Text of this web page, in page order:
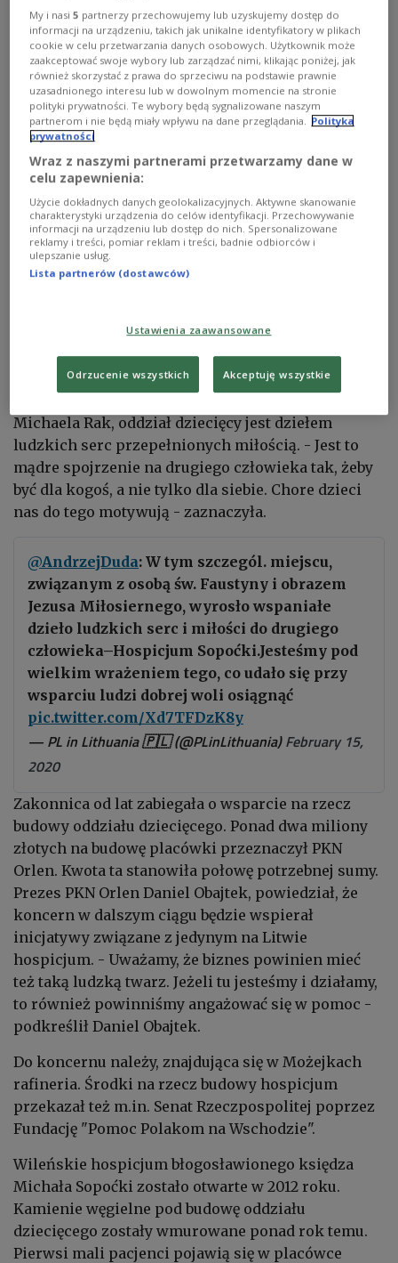
Uroczystość otwarcia hospicjum Foto: Twitter/PL in
Lithuania/@PLinLithuania
Uroczyste otwarcie oddziału dziecięcego
hospicjum poprzedziła msza święta, odprawiona w
kościele świętej Teresy koło Ostrej Bramy. W
inauguracji placówki wzięła udział m.in. pierwsza
list od pary prezydenckiej - Andrzeja Dudy oraz
Michaela Rak, oddział dziecięcy jest dziełem
ludzkich serc przepełnionych miłością. - Jest to
mądre spojrzenie na drugiego człowieka tak, żeby
być dla kogoś, a nie tylko dla siebie. Chore dzieci
nas do tego motywują - zaznaczyła.
@AndrzejDuda: W tym szczegól. miejscu,
związanym z osobą św. Faustyny i obrazem
Jezusa Miłosiernego, wyrosło wspaniałe
dzieło ludzkich serc i miłości do drugiego
człowieka–Hospicjum Sopoćki.Jesteśmy pod
wielkim wrażeniem tego, co udało się przy
wsparciu ludzi dobrej woli osiągnąć
pic.twitter.com/Xd7TFDzK8y
— PL in Lithuania 🇵🇱 (@PLinLithuania)February 15,
2020
Zakonnica od lat zabiegała o wsparcie na rzecz
budowy oddziału dziecięcego. Ponad dwa miliony
złotych na budowę placówki przeznaczył PKN
Orlen. Kwota ta stanowiła połowę potrzebnej sumy.
Prezes PKN Orlen Daniel Obajtek, powiedział, że
koncern w dalszym ciągu będzie wspierał
inicjatywy związane z jedynym na Litwie
hospicjum. - Uważamy, że biznes powinien mieć
też taką ludzką twarz. Jeżeli tu jesteśmy i działamy,
to również powinniśmy angażować się w pomoc -
podkreślił Daniel Obajtek.
Do koncernu należy, znajdująca się w Możejkach
rafineria. Środki na rzecz budowy hospicjum
przekazał też m.in. Senat Rzeczpospolitej poprzez
Fundację "Pomoc Polakom na Wschodzie".
Wileńskie hospicjum błogosławionego księdza
Michała Sopoćki zostało otwarte w 2012 roku.
Kamienie węgielne pod budowę oddziału
dziecięcego zostały wmurowane ponad rok temu.
Pierwsi mali pacjenci pojawią się w placówce
My i nasi5 partnerzy przechowujemy lub uzyskujemy dostęp do
informacji na urządzeniu, takich jak unikalne identyfikatory w plikach
cookie w celu przetwarzania danych osobowych. Użytkownik może
zaakceptować swoje wybory lub zarządzać nimi, klikając poniżej, jak
również skorzystać z prawa do sprzeciwu na podstawie prawnie
uzasadnionego interesu lub w dowolnym momencie na stronie
polityki prywatności. Te wybory będą sygnalizowane naszym
partnerom i nie będą miały wpływu na dane przeglądania. Polityka
prywatności
Wraz z naszymi partnerami przetwarzamy dane w
celu zapewnienia:
Użycie dokładnych danych geolokalizacyjnych. Aktywne skanowanie
charakterystyki urządzenia do celów identyfikacji. Przechowywanie
informacji na urządzeniu lub dostęp do nich. Spersonalizowane
reklamy i treści, pomiar reklam i treści, badnie odbiorców i
ulepszanie usług.
Lista partnerów (dostawców)
Ustawienia zaawansowane
Odrzucenie wszystkich Akceptuję wszystkie